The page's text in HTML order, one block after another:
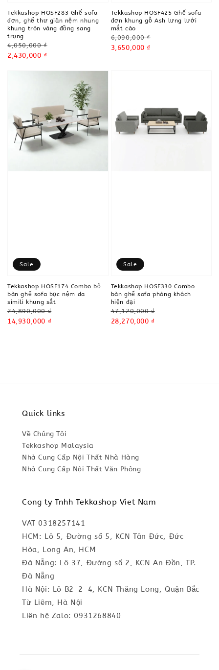
Tekkashop HOSF283 Ghế sofa
đơn, ghế thư giãn nệm nhung
khung tròn vàng đồng sang
trọng
Regular
price
4,050,000 ₫
Sale
2,430,000 ₫
Tekkashop HOSF425 Ghế sofa
đơn khung gỗ Ash lưng lưới
mắt cáo
Regular
price
6,090,000 ₫
Sale
3,650,000 ₫
Sale
Tekkashop HOSF174 Combo bộ
bàn ghế sofa bọc nệm da
simili khung sắt
Regular
price
24,890,000 ₫
Sale
14,930,000 ₫
Sale
Tekkashop HOSF330 Combo
bàn ghế sofa phòng khách
hiện đại
Regular
price
47,120,000 ₫
Sale
28,270,000 ₫
Quick links
Về Chúng Tôi
Tekkashop Malaysia
Nhà Cung Cấp Nội Thất Nhà Hàng
Nhà Cung Cấp Nội Thất Văn Phòng
Cong ty Tnhh Tekkashop Viet Nam
VAT 0318257141
HCM: Lô 5, Đường số 5, KCN Tân Đức, Đức
Hòa, Long An, HCM
Đà Nẵng: Lô 37, Đường số 2, KCN An Đồn, TP.
Đà Nẵng
Hà Nội: Lô B2-2-4, KCN Thăng Long, Quận Bắc
Từ Liêm, Hà Nội
Liên hệ Zalo: 0931268840